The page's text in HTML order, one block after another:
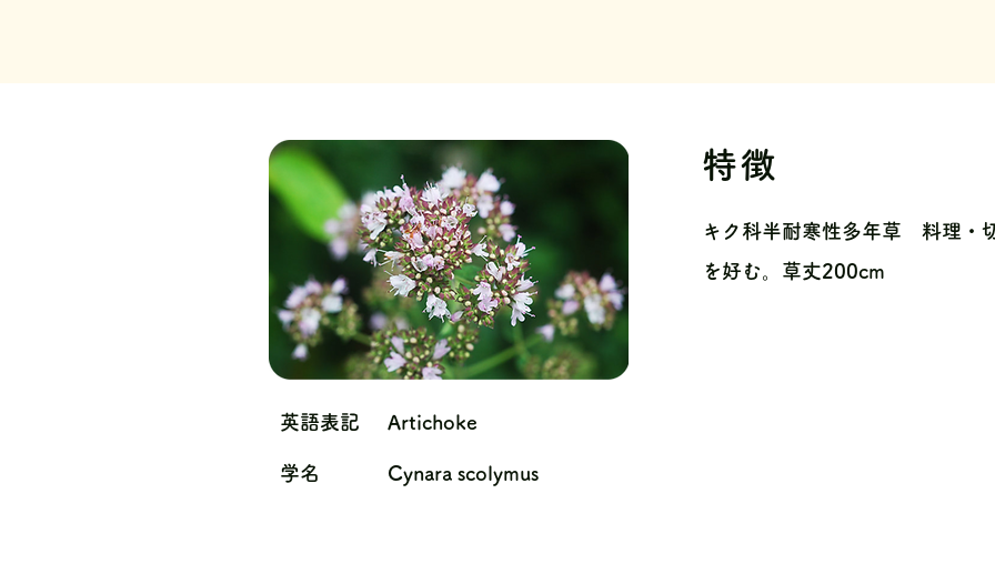
英語表記 Artichoke
学名 Cynara scolymus
特徴
キク科半耐寒性多年草 料理・
を好む。草丈200cm